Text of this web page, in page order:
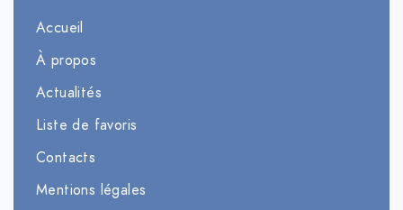
Accueil
À propos
Actualités
Liste de favoris
Contacts
Mentions légales